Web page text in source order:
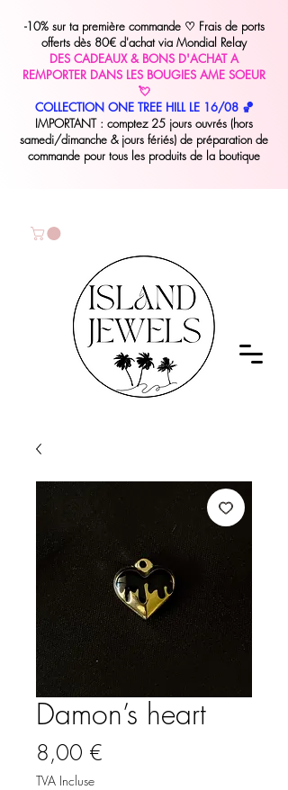
-10% sur ta première commande ♡ Frais de ports
offerts dès 80€ d'achat via Mondial Relay
DES CADEAUX & BONS D'ACHAT A
REMPORTER DANS LES BOUGIES AME SOEUR
💘
COLLECTION ONE TREE HILL LE 16/08 🏀
IMPORTANT : comptez 25 jours ouvrés (hors
samedi/dimanche & jours fériés) de préparation de
commande pour tous les produits de la boutique
Damon’s heart
8,00 €
TVA Incluse